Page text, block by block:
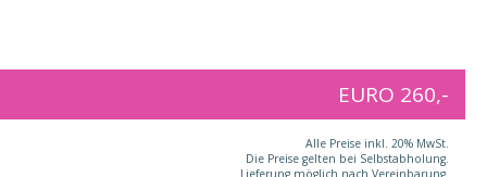
EURO 260,-
Alle Preise inkl. 20% MwSt.
Die Preise gelten bei Selbstabholung.
Lieferung möglich nach Vereinbarung.